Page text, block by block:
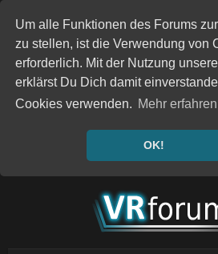
Um alle Funktionen des Forums
zu stellen, ist die Verwendung von
erforderlich. Mit der Nutzung
erklärst Du Dich damit
Cookies verwenden. Mehr erfahren
OK!